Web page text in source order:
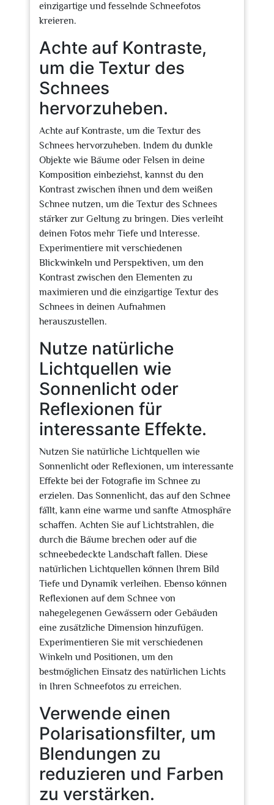
einzigartige und fesselnde Schneefotos
kreieren.
Achte auf Kontraste,
um die Textur des
Schnees
hervorzuheben.
Achte auf Kontraste, um die Textur des
Schnees hervorzuheben. Indem du dunkle
Objekte wie Bäume oder Felsen in deine
Komposition einbeziehst, kannst du den
Kontrast zwischen ihnen und dem weißen
Schnee nutzen, um die Textur des Schnees
stärker zur Geltung zu bringen. Dies verleiht
deinen Fotos mehr Tiefe und Interesse.
Experimentiere mit verschiedenen
Blickwinkeln und Perspektiven, um den
Kontrast zwischen den Elementen zu
maximieren und die einzigartige Textur des
Schnees in deinen Aufnahmen
herauszustellen.
Nutze natürliche
Lichtquellen wie
Sonnenlicht oder
Reflexionen für
interessante Effekte.
Nutzen Sie natürliche Lichtquellen wie
Sonnenlicht oder Reflexionen, um interessante
Effekte bei der Fotografie im Schnee zu
erzielen. Das Sonnenlicht, das auf den Schnee
fällt, kann eine warme und sanfte Atmosphäre
schaffen. Achten Sie auf Lichtstrahlen, die
durch die Bäume brechen oder auf die
schneebedeckte Landschaft fallen. Diese
natürlichen Lichtquellen können Ihrem Bild
Tiefe und Dynamik verleihen. Ebenso können
Reflexionen auf dem Schnee von
nahegelegenen Gewässern oder Gebäuden
eine zusätzliche Dimension hinzufügen.
Experimentieren Sie mit verschiedenen
Winkeln und Positionen, um den
bestmöglichen Einsatz des natürlichen Lichts
in Ihren Schneefotos zu erreichen.
Verwende einen
Polarisationsfilter, um
Blendungen zu
reduzieren und Farben
zu verstärken.